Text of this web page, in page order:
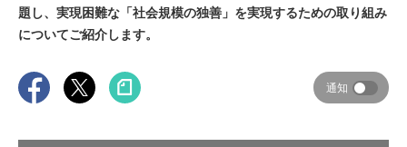
題し、実現困難な「社会規模の独善」を実現するための取り組み
についてご紹介します。
通知